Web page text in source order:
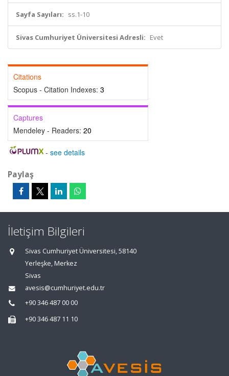
Sayfa Sayıları: ss.1-10
Sivas Cumhuriyet Üniversitesi Adresli: Evet
Citations
Scopus - Citation Indexes: 3
Captures
Mendeley - Readers: 20
- see details
Paylaş
İletişim Bilgileri
Sivas Cumhuriyet Üniversitesi, 58140
Yerleşke, Merkez
Sivas
avesis@cumhuriyet.edu.tr
+90 346 487 00 00
+90 346 487 11 10